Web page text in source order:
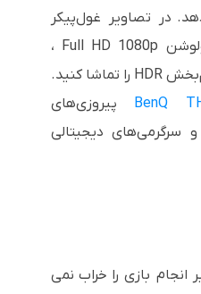
در تصاویر غول‌پیکر
نمایش داده شده با رزولوشن Full HD 1080p ،
جزئیات فوق‌العاده‌ای الهام‌بخش HDR را تماشا کنید.
BenQ پیروزی‌های
و سرگرمی‌های دیجیتالی
انجام بازی را خراب نمی